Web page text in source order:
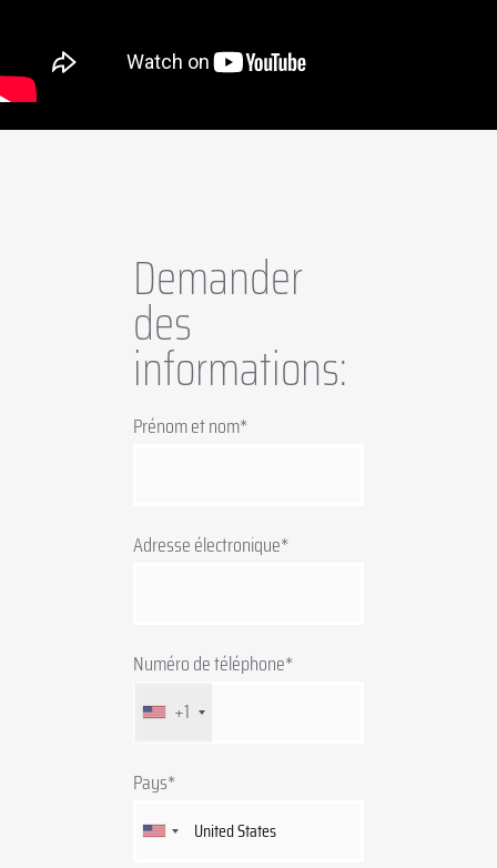
Demander
des
informations:
Prénom et nom*
Adresse électronique*
Numéro de téléphone*
+1
Pays*